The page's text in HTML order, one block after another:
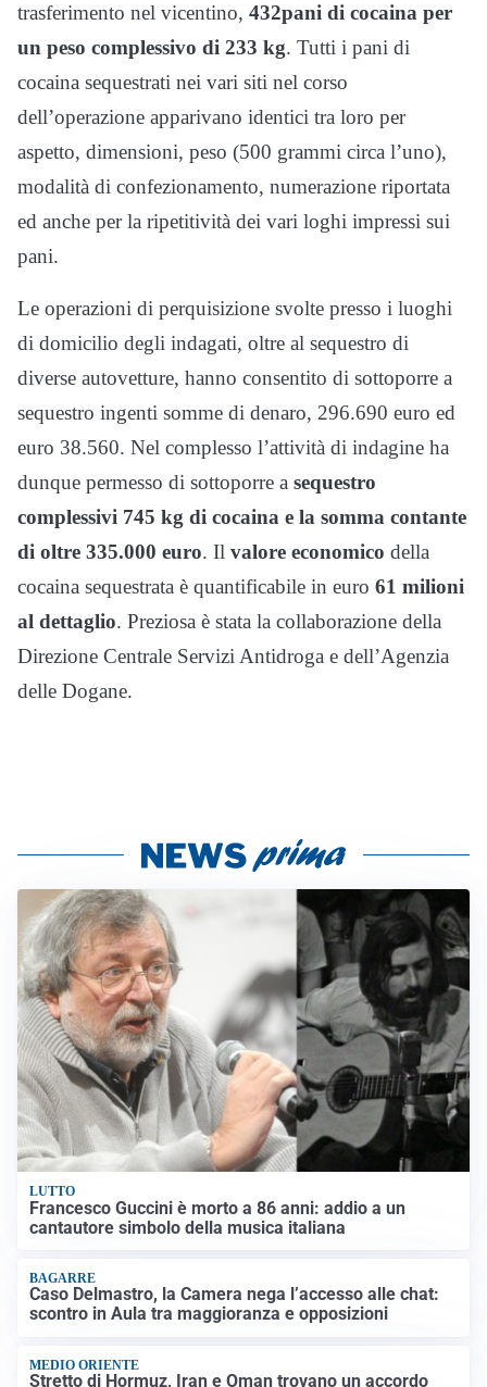
trasferimento nel vicentino, 432pani di cocaina per
un peso complessivo di 233 kg. Tutti i pani di
cocaina sequestrati nei vari siti nel corso
dell’operazione apparivano identici tra loro per
aspetto, dimensioni, peso (500 grammi circa l’uno),
modalità di confezionamento, numerazione riportata
ed anche per la ripetitività dei vari loghi impressi sui
pani.
Le operazioni di perquisizione svolte presso i luoghi
di domicilio degli indagati, oltre al sequestro di
diverse autovetture, hanno consentito di sottoporre a
sequestro ingenti somme di denaro, 296.690 euro ed
euro 38.560. Nel complesso l’attività di indagine ha
dunque permesso di sottoporre a sequestro
complessivi 745 kg di cocaina e la somma contante
di oltre 335.000 euro. Il valore economico della
cocaina sequestrata è quantificabile in euro 61 milioni
al dettaglio. Preziosa è stata la collaborazione della
Direzione Centrale Servizi Antidroga e dell’Agenzia
delle Dogane.
LUTTO
Francesco Guccini è morto a 86 anni: addio a un
cantautore simbolo della musica italiana
BAGARRE
Caso Delmastro, la Camera nega l’accesso alle chat:
scontro in Aula tra maggioranza e opposizioni
MEDIO ORIENTE
Stretto di Hormuz, Iran e Oman trovano un accordo